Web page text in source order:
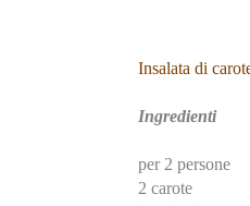
Insalata di
Ingredienti
per 2 persone
2 carote